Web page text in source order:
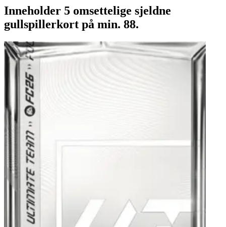
Inneholder 5 omsettelige sjeldne
gullspillerkort på min. 88.